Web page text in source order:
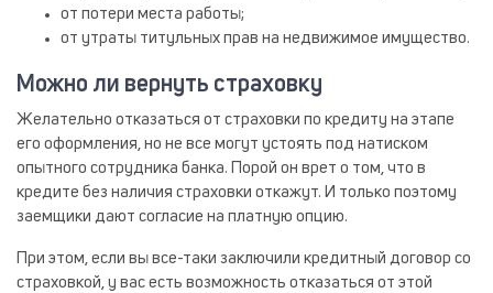
от потери места работы;
от утраты титульных прав на недвижимое имущество.
Можно ли вернуть страховку
Желательно отказаться от страховки по кредиту на этапе
его оформления, но не все могут устоять под натиском
опытного сотрудника банка. Порой он врет о том, что в
кредите без наличия страховки откажут. И только поэтому
заемщики дают согласие на платную опцию.
При этом, если вы все-таки заключили кредитный договор со
страховкой, у вас есть возможность отказаться от этой